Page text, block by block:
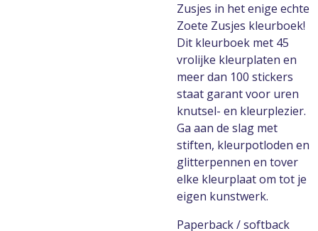
Zusjes in het enige echte
Zoete Zusjes kleurboek!
Dit kleurboek met 45
vrolijke kleurplaten en
meer dan 100 stickers
staat garant voor uren
knutsel- en kleurplezier.
Ga aan de slag met
stiften, kleurpotloden en
glitterpennen en tover
elke kleurplaat om tot je
eigen kunstwerk.
Paperback / softback